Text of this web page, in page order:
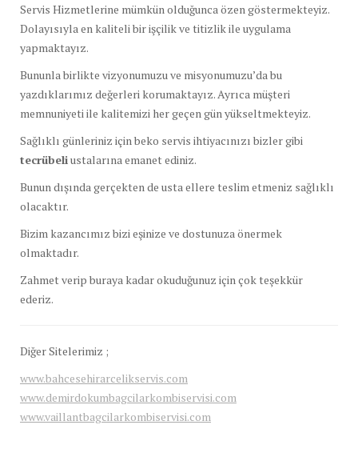
Servis Hizmetlerine mümkün olduğunca özen göstermekteyiz.
Dolayısıyla en kaliteli bir işçilik ve titizlik ile uygulama
yapmaktayız.
Bununla birlikte vizyonumuzu ve misyonumuzu’da bu
yazdıklarımız değerleri korumaktayız. Ayrıca müşteri
memnuniyeti ile kalitemizi her geçen gün yükseltmekteyiz.
Sağlıklı günleriniz için beko servis ihtiyacınızı bizler gibi
tecrübeliustalarına emanet ediniz.
Bunun dışında gerçekten de usta ellere teslim etmeniz sağlıklı
olacaktır.
Bizim kazancımız bizi eşinize ve dostunuza önermek
olmaktadır.
Zahmet verip buraya kadar okuduğunuz için çok teşekkür
ederiz.
Diğer Sitelerimiz ;
www.bahcesehirarcelikservis.com
www.demirdokumbagcilarkombiservisi.com
www.vaillantbagcilarkombiservisi.com